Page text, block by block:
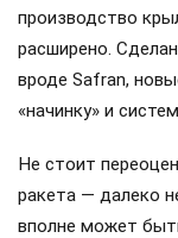
производство
расширено.
вроде Safran,
«начинку» и
Не стоит
ракета — далеко
вполне может